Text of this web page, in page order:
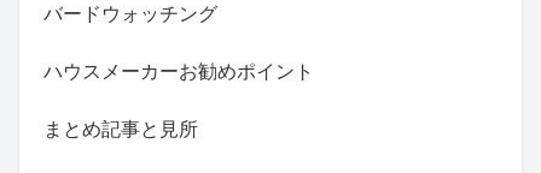
バードウォッチング
ハウスメーカーお勧めポイント
まとめ記事と見所